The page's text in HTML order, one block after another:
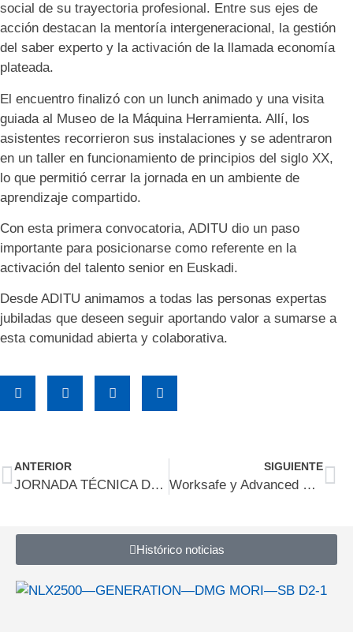
social de su trayectoria profesional. Entre sus ejes de
acción destacan la mentoría intergeneracional, la gestión
del saber experto y la activación de la llamada economía
plateada.
El encuentro finalizó con un lunch animado y una visita
guiada al Museo de la Máquina Herramienta. Allí, los
asistentes recorrieron sus instalaciones y se adentraron
en un taller en funcionamiento de principios del siglo XX,
lo que permitió cerrar la jornada en un ambiente de
aprendizaje compartido.
Con esta primera convocatoria, ADITU dio un paso
importante para posicionarse como referente en la
activación del talento senior en Euskadi.
Desde ADITU animamos a todas las personas expertas
jubiladas que deseen seguir aportando valor a sumarse a
esta comunidad abierta y colaborativa.
ANTERIOR
JORNADA TÉCNICA DE TRATAMIENTO TÉRMICO. Technical Session on Heat Treatment
SIGUIENTE
Worksafe y Advanced Manufacturing Barcelona cierran su edición de 2025 con éxito de participación y negocio efectivo
Histórico noticias